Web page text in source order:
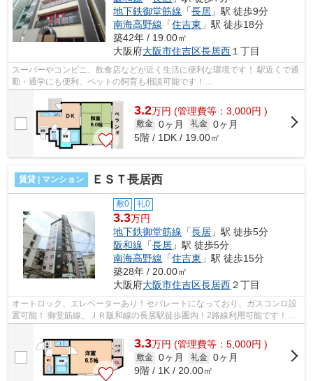
地下鉄御堂筋線 「長居 」駅 徒歩9分
南海高野線 「住吉東 」駅 徒歩18分
築42年 / 19.00㎡
大阪府大阪市住吉区長居西 １丁目
スーパーやコンビニ、飲食店などが近く生活に便利な環境です！ 駅近くで通
勤・通学にも便利、ペットの飼育も相談可能です！
3.2万円 (管理費等：3,000円 )
敷金 0ヶ月 礼金 0ヶ月
5階 / 1DK / 19.00㎡
賃貸 | マンション ＥＳＴ長居西
敷0 礼0
3.3万円
地下鉄御堂筋線 「長居 」駅 徒歩5分
阪和線 「長居 」駅 徒歩5分
南海高野線 「住吉東 」駅 徒歩15分
築28年 / 20.00㎡
大阪府大阪市住吉区長居西２丁目
オートロック、エレベーターあり！セパレートになっており、ガスコンロ設
置可能！ 御堂筋線、ＪＲ阪和線の長居駅徒歩圏内！2路線利用可能です！
■□■□■□■□■□■□■□■□■□■□■□■□■□■□■□■□■□...
3.3万円 (管理費等：5,000円 )
敷金 0ヶ月 礼金 0ヶ月
9階 / 1K / 20.00㎡